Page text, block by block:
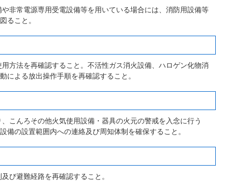
非常電源専用受電設備等を用いている場合には、消防用設備等
ること。
方法を再確認すること。不活性ガス消火設備、ハロゲン化物消
による放出操作手順を再確認すること。
こんろその他火気使用設備・器具の火元の警戒を入念に行う
備の設置範囲内への連絡及び周知体制を確保すること。
び避難経路を再確認すること。